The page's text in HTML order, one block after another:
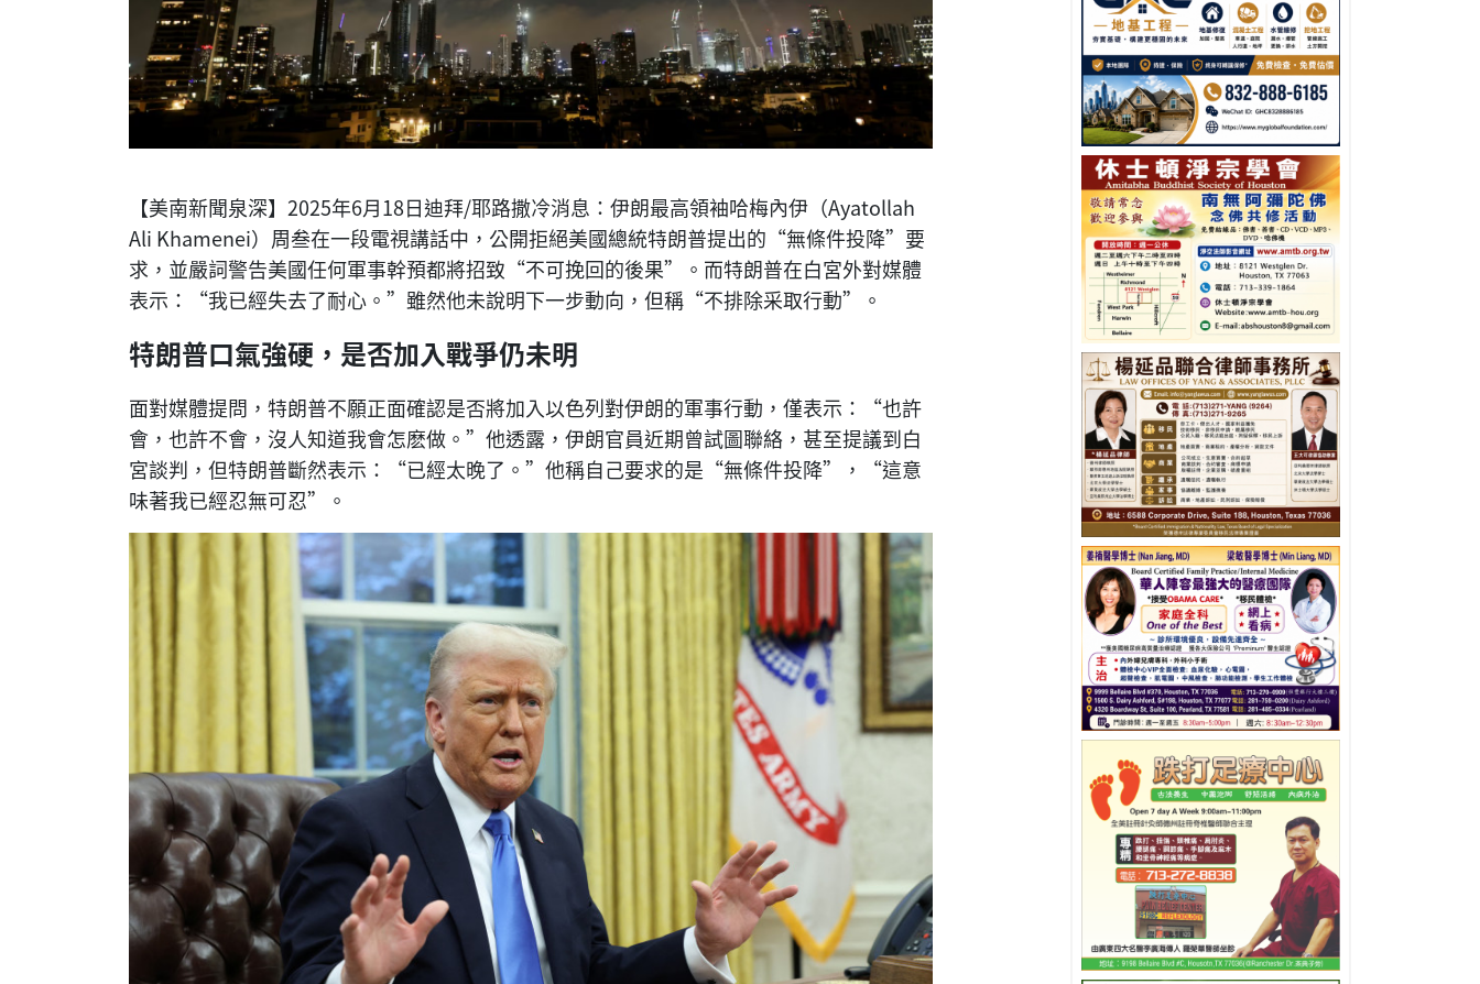
【美南新聞泉深】2025年6月18日迪拜/耶路撒冷消息：伊朗最高領袖哈梅內伊（Ayatollah
Ali Khamenei）周叁在一段電視講話中，公開拒絕美國總統特朗普提出的“無條件投降”要
求，並嚴詞警告美國任何軍事幹預都將招致“不可挽回的後果”。而特朗普在白宮外對媒體
表示：“我已經失去了耐心。”雖然他未說明下一步動向，但稱“不排除采取行動”。
特朗普口氣強硬，是否加入戰爭仍未明
面對媒體提問，特朗普不願正面確認是否將加入以色列對伊朗的軍事行動，僅表示：“也許
會，也許不會，沒人知道我會怎麽做。”他透露，伊朗官員近期曾試圖聯絡，甚至提議到白
宮談判，但特朗普斷然表示：“已經太晚了。”他稱自己要求的是“無條件投降”，“這意
味著我已經忍無可忍”。